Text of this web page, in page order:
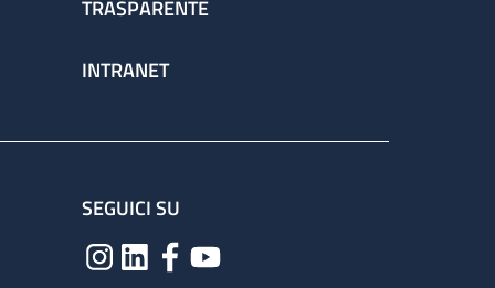
TRASPARENTE
INTRANET
SEGUICI SU